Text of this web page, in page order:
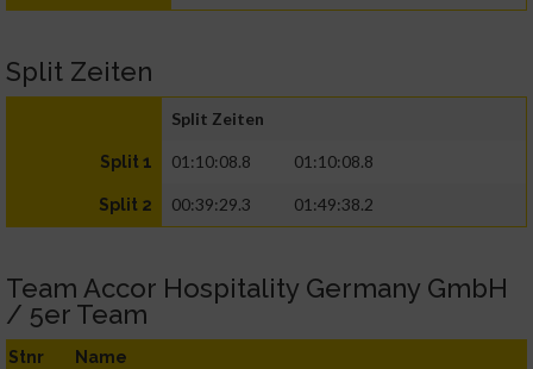
Split Zeiten
Split Zeiten
Split 1 01:10:08.8 01:10:08.8
Split 2 00:39:29.3 01:49:38.2
Team Accor Hospitality Germany GmbH
/ 5er Team
Stnr Name